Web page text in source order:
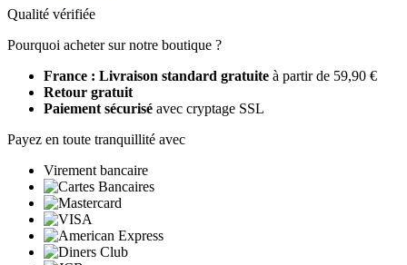
Qualité vérifiée
Pourquoi acheter sur notre boutique ?
France : Livraison standard gratuite à partir de 59,90 €
Retour gratuit
Paiement sécurisé avec cryptage SSL
Payez en toute tranquillité avec
Virement bancaire